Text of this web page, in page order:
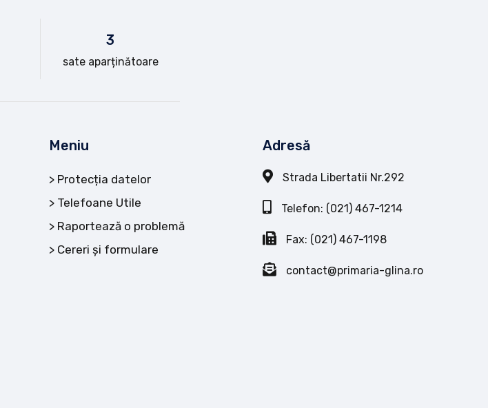
3
sate aparținătoare
Meniu
Protecția datelor
Telefoane Utile
Raportează o problemă
Cereri și formulare
Adresă
Strada Libertatii Nr.292
Telefon: (021) 467-1214
Fax: (021) 467-1198
contact@primaria-glina.ro